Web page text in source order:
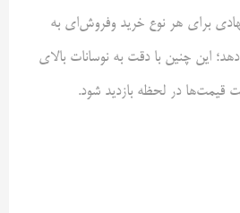
برای هر نوع خرید وفروش‌ای به
این چنین با دقت به نوسانات بالای
قیمت‌ها در لحظه بازدید شود.